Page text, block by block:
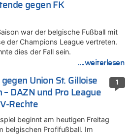
gegen FK
war der belgische Fußball mit
der Champions League vertreten.
dies der Fall sein.
....weiterlesen
1
Union St. Gilloise
DAZN und Pro League
Rechte
beginnt am heutigen Freitag
belgischen Profifußball. Im